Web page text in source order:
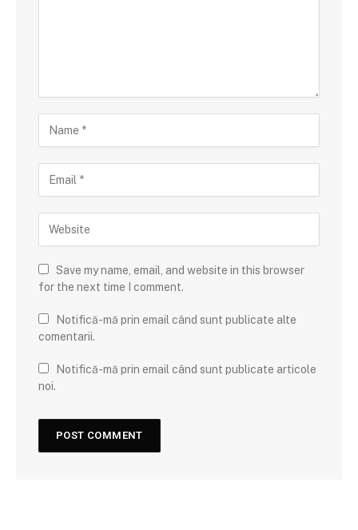
Save my name, email, and website in this browser
for the next time I comment.
Notifică-mă prin email când sunt publicate alte
comentarii.
Notifică-mă prin email când sunt publicate articole
noi.